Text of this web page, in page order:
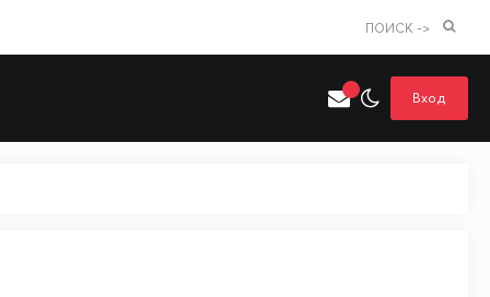
ПОИСК ->
Вход